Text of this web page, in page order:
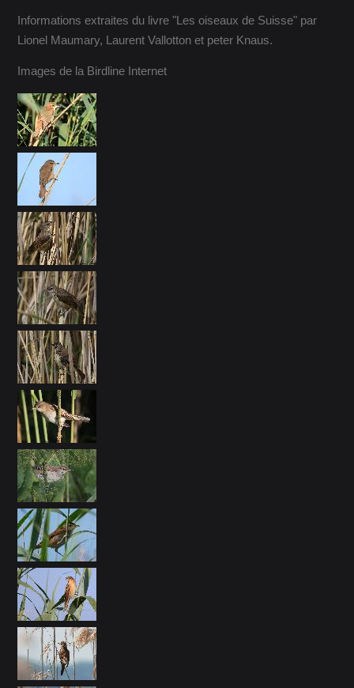
Informations extraites du livre "Les oiseaux de Suisse" par
Lionel Maumary, Laurent Vallotton et peter Knaus.
Images de la Birdline Internet